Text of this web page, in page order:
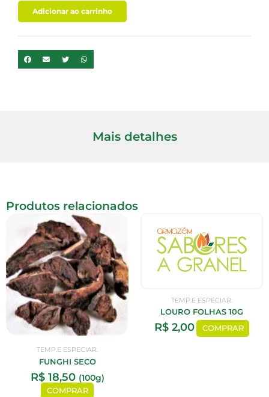
Adicionar ao carrinho
Mais detalhes
Produtos relacionados
TEMP.E ESPECIAR.
FUNGHI SECO
R$18,50 (100g)
COMPRAR
TEMP.E ESPECIAR.
LOURO FOLHAS 10G
R$2,00 COMPRAR